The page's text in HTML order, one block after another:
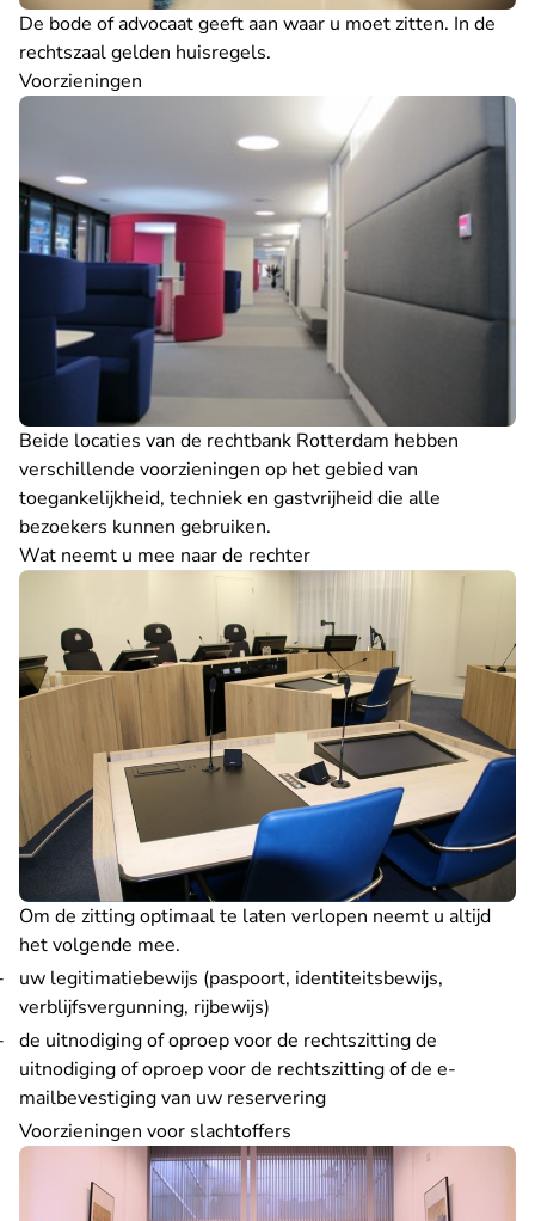
De bode of advocaat geeft aan waar u moet zitten. In de
rechtszaal gelden huisregels.
Voorzieningen
Beide locaties van de rechtbank Rotterdam hebben
verschillende voorzieningen op het gebied van
toegankelijkheid, techniek en gastvrijheid die alle
bezoekers kunnen gebruiken.
Wat neemt u mee naar de rechter
Om de zitting optimaal te laten verlopen neemt u altijd
het volgende mee.
uw legitimatiebewijs (paspoort, identiteitsbewijs,
verblijfsvergunning, rijbewijs)
de uitnodiging of oproep voor de rechtszitting de
uitnodiging of oproep voor de rechtszitting of de e-
mailbevestiging van uw reservering
Voorzieningen voor slachtoffers